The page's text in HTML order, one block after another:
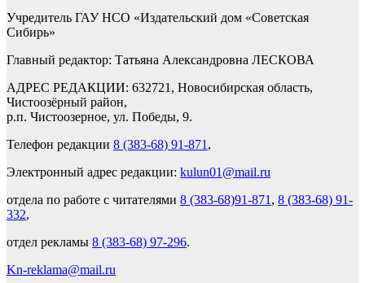
Учредитель ГАУ НСО «Издательский дом «Советская
Сибирь»
Главный редактор: Татьяна Александровна ЛЕСКОВА
АДРЕС РЕДАКЦИИ: 632721, Новосибирская область,
Чистоозёрный район,
р.п. Чистоозерное, ул. Победы, 9.
Телефон редакции 8 (383-68) 91-871 ,
Электронный адрес редакции: kulun01@mail.ru
отдела по работе с читателями 8 (383-68)91-871 , 8 (383-68) 91-
332,
отдел рекламы 8 (383-68) 97-296.
Kn-reklama@mail.ru